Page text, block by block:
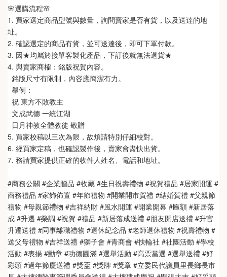
🌸選購流程🌸
1. 買家選定商品型號與數量，詢問賣家是否有貨，以及送達的地
址。
2. 確認選定的商品有貨，並可送達後，即可下單付款。
3. 因★均屬於接單客製化產品，下訂後就無法退貨★
4. 與賣家商榷：銘版祝賀內容。
銘版尺寸有限制，內容應簡潔有力。
舉例：
祝 東方不敗教主
文成武德 一統江湖
日月神教全體教徒 敬贈
5. 買家校稿以三次為限，故煩請特別仔細校對。
6. 經買家定稿，也確認製作後，賣家會盡快出貨。
7. 務請買家提供正確的收件人姓名、電話和地址。
#商務公關 #企業贈品 #收藏 #生日祝壽禮物 #祝賀禮品 #居家開運 #
商務禮品 #家飾佈置 #年節禮物 #開業開市賀禮 #結婚賀禮 #父親節
禮物 #母親節禮物 #吉祥納財 #風水開運 #開業開幕 #匾額 #新居落
成 #升遷 #榮調 #祝賀 #禮品 #新居落成送禮 #朋友開店送禮 #升官
升遷送禮 #同事離職禮物 #退休紀念品 #老師退休禮物 #祝壽禮物 #
送父母禮物 #吉祥送禮 #獅子會 #青商會 #扶輪社 #社團活動 #學校
活動 #表揚 #勳章 #功德圓滿 #選舉活動 #高票當選 #選舉送禮 #好
彩頭 #過年節慶送禮 #獎盃 #獎牌 #獎章 #立委民代議員里長鄉長市